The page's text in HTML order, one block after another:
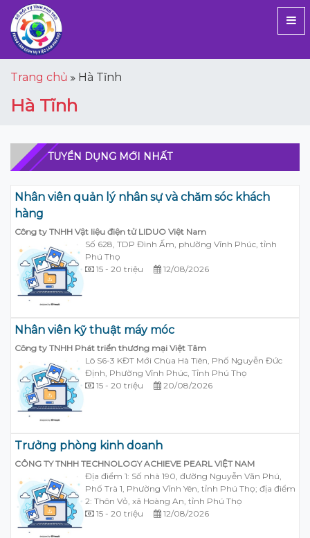
Trang chủ Hà Tĩnh
Hà Tĩnh
TUYỂN DỤNG MỚI NHẤT
Nhân viên quản lý nhân sự và chăm sóc khách
hàng
Công ty TNHH Vật liệu điện tử LIDUO Việt Nam
Số 628, TDP Đình Ấm, phường Vĩnh Phúc, tỉnh
Phú Thọ
15 - 20 triệu
12/08/2026
Nhân viên kỹ thuật máy móc
Công ty TNHH Phát triển thương mại Việt Tâm
Lô S6-3 KĐT Mới Chùa Hà Tiên, Phố Nguyễn Đức
Định, Phường Vĩnh Phúc, Tỉnh Phú Thọ
15 - 20 triệu
20/08/2026
Trưởng phòng kinh doanh
CÔNG TY TNHH TECHNOLOGY ACHIEVE PEARL VIỆT NAM
Địa điểm 1: Số nhà 190, đường Nguyễn Văn Phú,
Phố Trà 1, Phường Vĩnh Yên, tỉnh Phú Thọ; địa điểm
2: Thôn Vỏ, xã Hoàng An, tỉnh Phú Thọ
15 - 20 triệu
12/08/2026